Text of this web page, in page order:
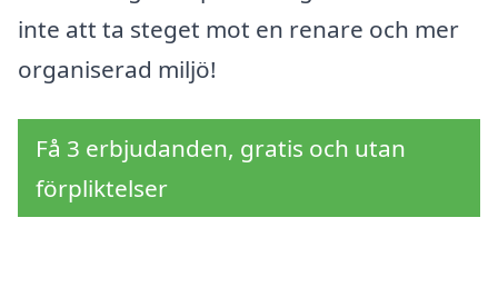
inte att ta steget mot en renare och mer
organiserad miljö!
Få 3 erbjudanden, gratis och utan
förpliktelser